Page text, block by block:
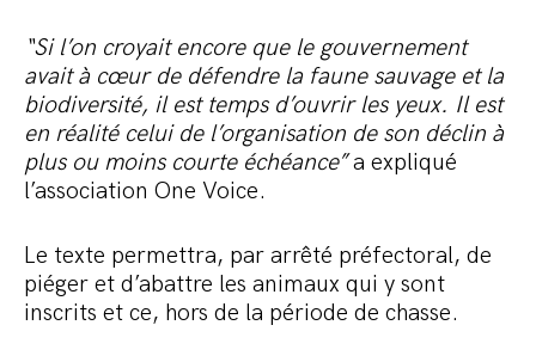
“Si l’on croyait encore que le gouvernement
avait à cœur de défendre la faune sauvage et la
biodiversité, il est temps d’ouvrir les yeux. Il est
en réalité celui de l’organisation de son déclin à
plus ou moins courte échéance”a expliqué
l’association One Voice.
Le texte permettra, par arrêté préfectoral, de
piéger et d’abattre les animaux qui y sont
inscrits et ce, hors de la période de chasse.